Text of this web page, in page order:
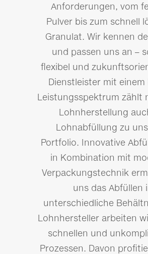
Anforderungen, vom
Pulver bis zum schnell
Granulat. Wir kennen
und passen uns an –
flexibel und
Dienstleister mit einem
Leistungsspektrum zählt
Lohnherstellung
Lohnabfüllung zu
Portfolio. Innovative
in Kombination mit
Verpackungstechnik
uns das Abfüllen
unterschiedliche
Lohnhersteller arbeiten
schnellen und
Prozessen. Davon